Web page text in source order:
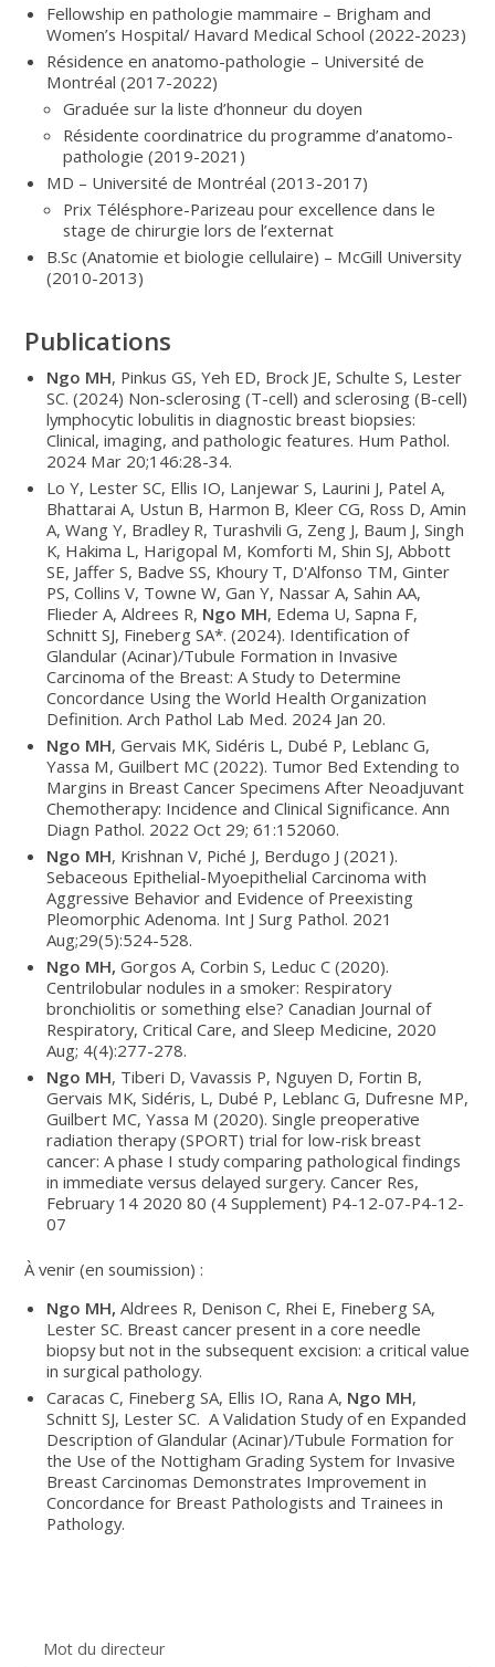
Mot du directeur
Fellowship en pathologie mammaire – Brigham and
Women’s Hospital/ Havard Medical School (2022-2023)
Résidence en anatomo-pathologie – Université de
Montréal (2017-2022)
Graduée sur la liste d’honneur du doyen
Résidente coordinatrice du programme d’anatomo-
pathologie (2019-2021)
MD – Université de Montréal (2013-2017)
Prix Télésphore-Parizeau pour excellence dans le
stage de chirurgie lors de l’externat
B.Sc (Anatomie et biologie cellulaire) – McGill University
(2010-2013)
Publications
Ngo MH, Pinkus GS, Yeh ED, Brock JE, Schulte S, Lester
SC. (2024) Non-sclerosing (T-cell) and sclerosing (B-cell)
lymphocytic lobulitis in diagnostic breast biopsies:
Clinical, imaging, and pathologic features. Hum Pathol.
2024 Mar 20;146:28-34.
Lo Y, Lester SC, Ellis IO, Lanjewar S, Laurini J, Patel A,
Bhattarai A, Ustun B, Harmon B, Kleer CG, Ross D, Amin
A, Wang Y, Bradley R, Turashvili G, Zeng J, Baum J, Singh
K, Hakima L, Harigopal M, Komforti M, Shin SJ, Abbott
SE, Jaffer S, Badve SS, Khoury T, D'Alfonso TM, Ginter
PS, Collins V, Towne W, Gan Y, Nassar A, Sahin AA,
Flieder A, Aldrees R, Ngo MH, Edema U, Sapna F,
Schnitt SJ, Fineberg SA*. (2024). Identification of
Glandular (Acinar)/Tubule Formation in Invasive
Carcinoma of the Breast: A Study to Determine
Concordance Using the World Health Organization
Definition. Arch Pathol Lab Med. 2024 Jan 20.
Ngo MH, Gervais MK, Sidéris L, Dubé P, Leblanc G,
Yassa M, Guilbert MC (2022). Tumor Bed Extending to
Margins in Breast Cancer Specimens After Neoadjuvant
Chemotherapy: Incidence and Clinical Significance. Ann
Diagn Pathol. 2022 Oct 29; 61:152060.
Ngo MH, Krishnan V, Piché J, Berdugo J (2021).
Sebaceous Epithelial-Myoepithelial Carcinoma with
Aggressive Behavior and Evidence of Preexisting
Pleomorphic Adenoma. Int J Surg Pathol. 2021
Aug;29(5):524-528.
Ngo MH, Gorgos A, Corbin S, Leduc C (2020).
Centrilobular nodules in a smoker: Respiratory
bronchiolitis or something else? Canadian Journal of
Respiratory, Critical Care, and Sleep Medicine, 2020
Aug; 4(4):277-278.
Ngo MH, Tiberi D, Vavassis P, Nguyen D, Fortin B,
Gervais MK, Sidéris, L, Dubé P, Leblanc G, Dufresne MP,
Guilbert MC, Yassa M (2020). Single preoperative
radiation therapy (SPORT) trial for low-risk breast
cancer: A phase I study comparing pathological findings
in immediate versus delayed surgery. Cancer Res,
February 14 2020 80 (4 Supplement) P4-12-07-P4-12-
07
À venir (en soumission) :
Ngo MH,Aldrees R, Denison C, Rhei E, Fineberg SA,
Lester SC. Breast cancer present in a core needle
biopsy but not in the subsequent excision: a critical value
in surgical pathology.
Caracas C, Fineberg SA, Ellis IO, Rana A, Ngo MH,
Schnitt SJ, Lester SC. A Validation Study of en Expanded
Description of Glandular (Acinar)/Tubule Formation for
the Use of the Nottigham Grading System for Invasive
Breast Carcinomas Demonstrates Improvement in
Concordance for Breast Pathologists and Trainees in
Pathology.